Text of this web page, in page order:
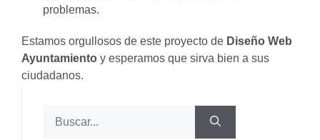
problemas.
Estamos orgullosos de este proyecto de Diseño Web
Ayuntamiento y esperamos que sirva bien a sus
ciudadanos.